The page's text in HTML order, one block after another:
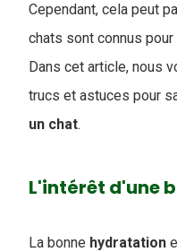
Cependant, cela peut
chats sont connus
Dans cet article, nous
trucs et astuces pour
un chat.
L'intérêt d'une
La bonne hydratation